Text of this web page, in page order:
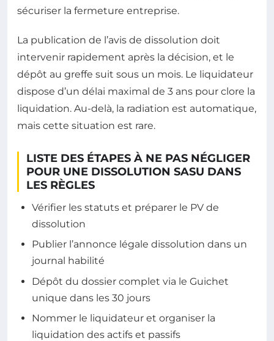
sécuriser la fermeture entreprise.
La publication de l’avis de dissolution doit
intervenir rapidement après la décision, et le
dépôt au greffe suit sous un mois. Le liquidateur
dispose d’un délai maximal de 3 ans pour clore la
liquidation. Au-delà, la radiation est automatique,
mais cette situation est rare.
LISTE DES ÉTAPES À NE PAS NÉGLIGER
POUR UNE DISSOLUTION SASU DANS
LES RÈGLES
Vérifier les statuts et préparer le PV de
dissolution
Publier l’annonce légale dissolution dans un
journal habilité
Dépôt du dossier complet via le Guichet
unique dans les 30 jours
Nommer le liquidateur et organiser la
liquidation des actifs et passifs